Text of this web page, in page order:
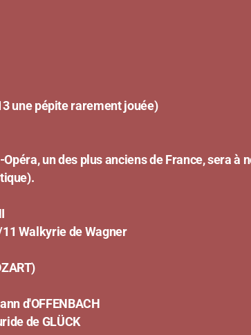
pépite rarement jouée)
un des plus anciens de France, sera à
11 Walkyrie de Wagner
d'OFFENBACH
GLÜCK